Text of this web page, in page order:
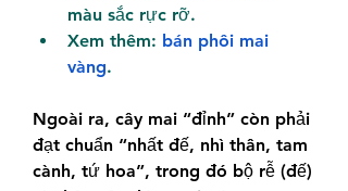
màu sắc rực rỡ.
Xem thêm: bán phôi mai
vàng.
Ngoài ra, cây mai “đỉnh” còn phải
đạt chuẩn “nhất đế, nhì thân, tam
cành, tứ hoa”, trong đó bộ rễ (đế)